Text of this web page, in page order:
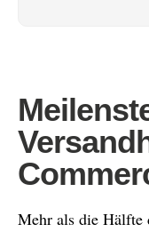
Mehr als die Hälfte